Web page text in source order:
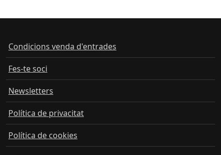
Condicions venda d'entrades
Fes-te soci
Newsletters
Política de privacitat
Política de cookies